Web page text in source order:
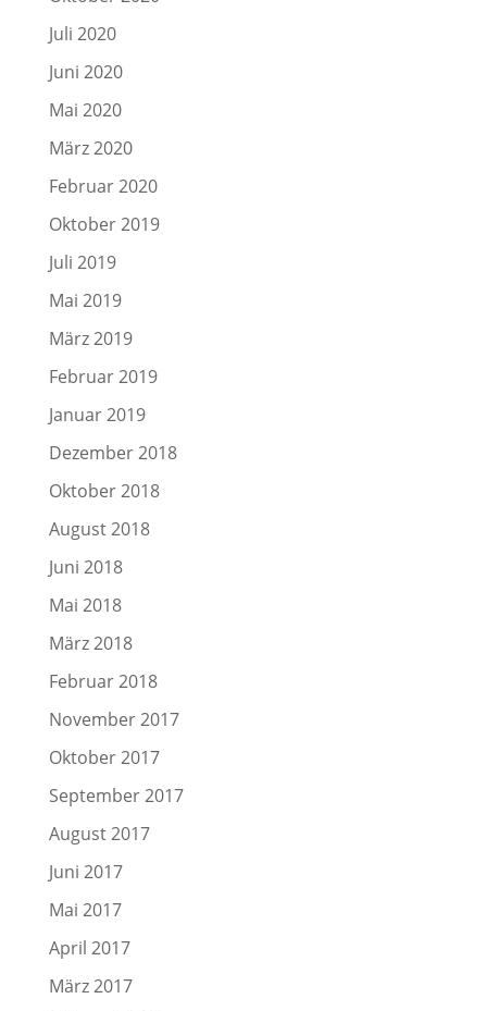
Juli 2020
Juni 2020
Mai 2020
März 2020
Februar 2020
Oktober 2019
Juli 2019
Mai 2019
März 2019
Februar 2019
Januar 2019
Dezember 2018
Oktober 2018
August 2018
Juni 2018
Mai 2018
März 2018
Februar 2018
November 2017
Oktober 2017
September 2017
August 2017
Juni 2017
Mai 2017
April 2017
März 2017